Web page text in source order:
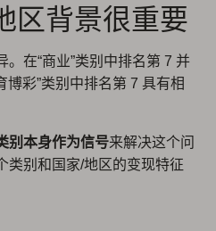
区背景很重要
。在“商业”类别中排名第 7 并
博彩”类别中排名第 7 具有相
别本身作为信号来解决这个问
类别和国家/地区的变现特征